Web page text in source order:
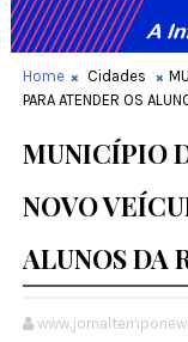
Home Cidades
PARA ATENDER OS
MUNICÍPIO
NOVO
ALUNOS DA